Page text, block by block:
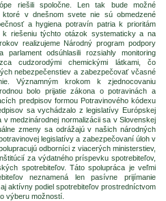
riešili spoločne. Len tak bude možné
v dnešnom svete nie sú obmedzené
a hygiena potravín patria k prioritám
riešeniu týchto otázok systematicky a na
realizujeme Národný program podpory
odsúhlasili rozsiahly monitoring
cudzorodými chemickými látkami, čo
nebezpečenstiev a zabezpečovať včasné
Významným krokom k zjednocovaniu
bolo prijatie zákona o potravinách a
predpisov formou Potravinového kódexu
sa vychádzalo z legislatívy Európskej
v medzinárodnej normalizácii sa v Slovenskej
zmeny sa odrážajú v našich národných
legislatívy a zabezpečovaní úloh v
odborníci z viacerých ministerstiev,
za výdatného príspevku spotrebiteľov,
spotrebiteľov. Táto spolupráca je veľmi
neznamená len pasívne prijímanie
aktívny podiel spotrebiteľov prostredníctvom
výberu možností.